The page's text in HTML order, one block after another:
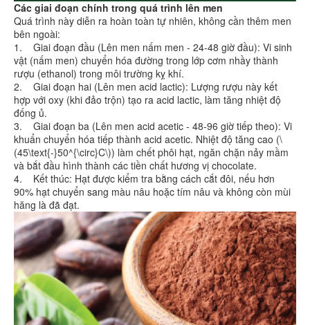
Các giai đoạn chính trong quá trình lên men
Quá trình này diễn ra hoàn toàn tự nhiên, không cần thêm men
bên ngoài:
1. Giai đoạn đầu (Lên men nấm men - 24-48 giờ đầu): Vi sinh
vật (nấm men) chuyển hóa đường trong lớp cơm nhầy thành
rượu (ethanol) trong môi trường kỵ khí.
2. Giai đoạn hai (Lên men acid lactic): Lượng rượu này kết
hợp với oxy (khi đảo trộn) tạo ra acid lactic, làm tăng nhiệt độ
đống ủ.
3. Giai đoạn ba (Lên men acid acetic - 48-96 giờ tiếp theo): Vi
khuẩn chuyển hóa tiếp thành acid acetic. Nhiệt độ tăng cao (\
(45\text{-}50^{\circ}C\)) làm chết phôi hạt, ngăn chặn nảy mầm
và bắt đầu hình thành các tiền chất hương vị chocolate.
4. Kết thúc: Hạt được kiểm tra bằng cách cắt đôi, nếu hơn
90% hạt chuyển sang màu nâu hoặc tím nâu và không còn mùi
hăng là đã đạt.